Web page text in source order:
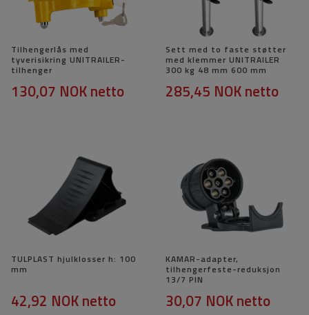
Tilhengerlås med
tyverisikring UNITRAILER-
tilhenger
130,07 NOKnetto
Sett med to faste støtter
med klemmer UNITRAILER
300 kg 48 mm 600 mm
285,45 NOKnetto
TULPLAST hjulklosser h: 100
mm
42,92 NOKnetto
KAMAR-adapter,
tilhengerfeste-reduksjon
13/7 PIN
30,07 NOKnetto